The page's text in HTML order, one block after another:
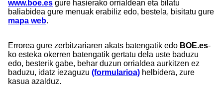
www.boe.es gure hasierako orrialdean eta bilatu
baliabidea gure menuak erabiliz edo, bestela, bisitatu gure
mapa web.
Errorea gure zerbitzariaren akats batengatik edo BOE.es-
ko esteka okerren batengatik gertatu dela uste baduzu
edo, besterik gabe, behar duzun orrialdea aurkitzen ez
baduzu, idatz iezaguzu (formularioa) helbidera, zure
kasua azalduz.